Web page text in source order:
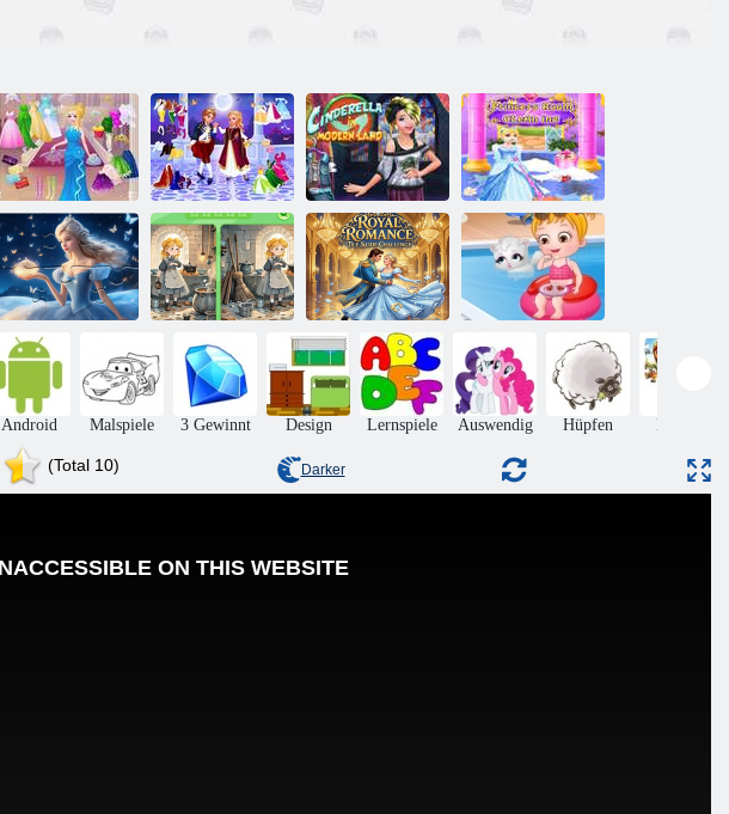
Cinderella Dress
Up Spiele für
Mädchen
Aschenputtel
und
Märchenprinz
Aschenputtel im
Modernland
Reinigung des
Prinzessinnenzimmers
Puzzle:
Aschenputtel
Finden Sie die
Unterschiede:
Aschenputtel
Cinderella Tile
Slide Challenge
Baby-Hazel-
Sommer-Spaß
Android Malspiele 3 Gewinnt Design Lernspiele Auswendig Hüpfen Puzzles
(Total 10) Darker